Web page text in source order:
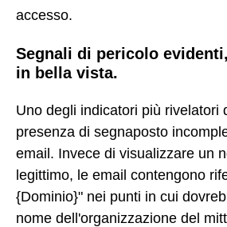
accesso.
Segnali di pericolo
in bella vista.
Uno degli indicatori più rivelatori
presenza di segnaposto
email. Invece di visualizzare un
legittimo, le email contengono
{Dominio}" nei punti in cui
nome dell'organizzazione del